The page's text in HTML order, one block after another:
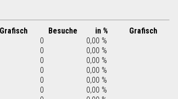
Grafisch Besuche in %
Grafisch
0
0,00 %
0
0,00 %
0
0,00 %
0
0,00 %
0
0,00 %
0
0,00 %